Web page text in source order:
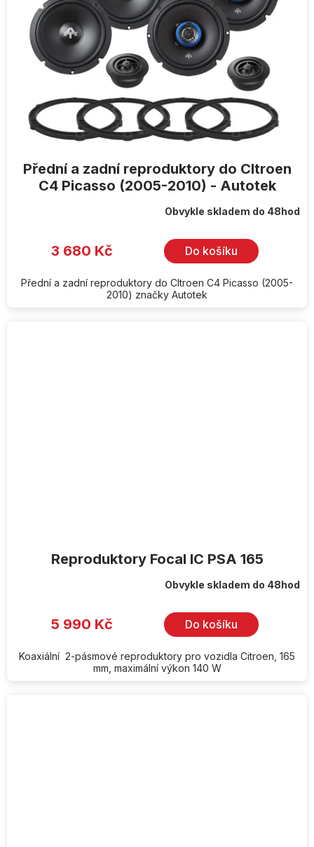
Přední a zadní reproduktory do CItroen
C4 Picasso (2005-2010) - Autotek
Obvykle skladem do 48hod
3 680 Kč Do košíku
Přední a zadní reproduktory do CItroen C4 Picasso (2005-
2010) značky Autotek
Reproduktory Focal IC PSA 165
Obvykle skladem do 48hod
5 990 Kč Do košíku
Koaxiální 2-pásmové reproduktory pro vozidla Citroen, 165
mm, maximální výkon 140 W